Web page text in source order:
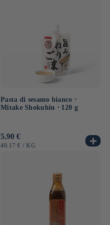
Pasta di sesamo bianco ⋅
Mitake Shokuhin ⋅ 120 g
Prezzo
di
5.90 €
PREZZO
49.17 € / PER
KG